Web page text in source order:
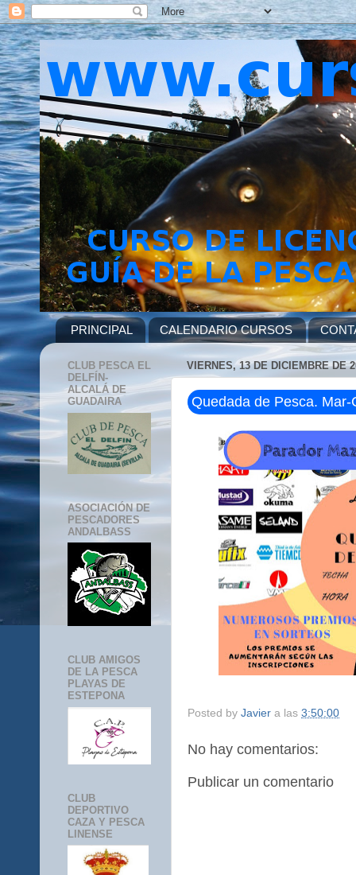
PRINCIPAL CALENDARIO CURSOS
VIERNES, 13 DE DICIEMBRE DE
Quedada de Pesca.
Posted by Javier a las 3:50:00
No hay comentarios:
Publicar un comentario
CLUB PESCA EL
DELFÍN-
ALCALÁ DE
GUADAIRA
ASOCIACIÓN DE
PESCADORES
ANDALBASS
CLUB AMIGOS
DE LA PESCA
PLAYAS DE
ESTEPONA
CLUB
DEPORTIVO
CAZA Y PESCA
LINENSE